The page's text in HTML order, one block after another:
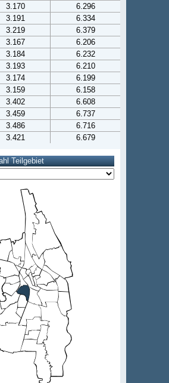
3.170
6.296
3.191
6.334
3.219
6.379
3.167
6.206
3.184
6.232
3.193
6.210
3.174
6.199
3.159
6.158
3.402
6.608
3.459
6.737
3.486
6.716
3.421 6.679